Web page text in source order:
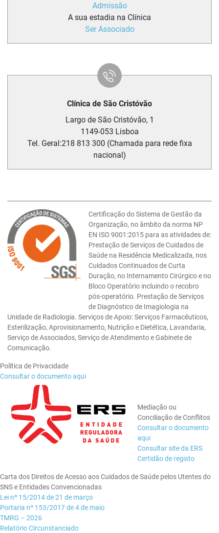
Admissão
A sua estadia na Clínica
Ser Associado
Clínica de São Cristóvão
Largo de São Cristóvão, 1
1149-053 Lisboa
Tel. Geral:218 813 300 (Chamada para rede fixa
nacional)
Certificação do Sistema de Gestão da
Organização, no âmbito da norma NP
EN ISO 9001:2015 para as atividades de:
Prestação de Serviços de Cuidados de
Saúde na Residência Medicalizada, nos
Cuidados Continuados de Curta
Duração, no Internamento Cirúrgico e no
Bloco Operatório incluindo o recobro
pós-operatório. Prestação de Serviços
de Diagnóstico de Imagiologia na
Unidade de Radiologia. Serviços de Apoio: Serviços Farmacêuticos,
Esterilização, Aprovisionamento, Nutrição e Dietética, Lavandaria,
Serviço de Associados, Serviço de Atendimento e Gabinete de
Comunicação.
Política de Privacidade
Consultar o documento aqui
Mediação ou
Conciliação de Conflitos
Consultar o documento
aqui
Consultar site da ERS
Certidão de registo
Carta dos Direitos de Acesso aos Cuidados de Saúde pelos Utentes do
SNS e Entidades Convencionadas
Lei nº 15/2014 de 21 de março
Portaria nº 153/2017 de 4 de maio
TMRG – 2026
Relatório Circunstanciado